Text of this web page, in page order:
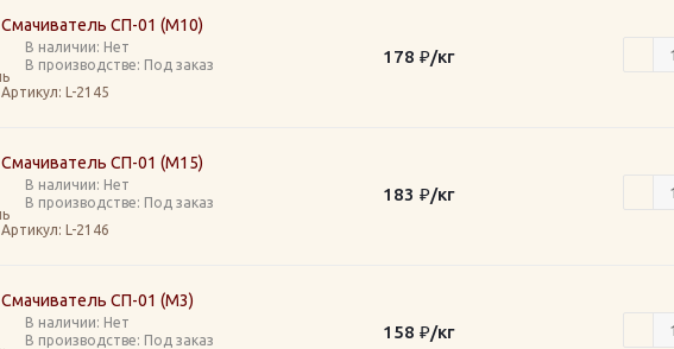
Смачиватель СП-01 (М10)
В наличии: Нет
В производстве: Под заказ
Артикул: L-2145
178 ₽/кг
Смачиватель СП-01 (М15)
В наличии: Нет
В производстве: Под заказ
Артикул: L-2146
183 ₽/кг
Смачиватель СП-01 (М3)
В наличии: Нет
В производстве: Под заказ
158 ₽/кг